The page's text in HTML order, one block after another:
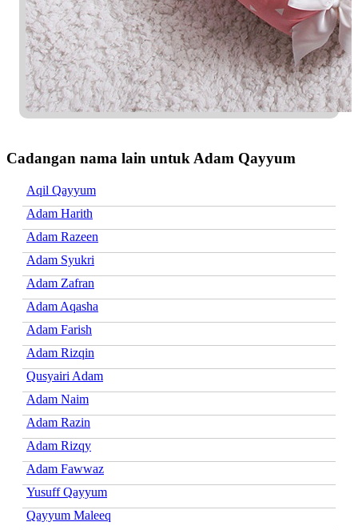
Cadangan nama lain untuk Adam Qayyum
Aqil Qayyum
Adam Harith
Adam Razeen
Adam Syukri
Adam Zafran
Adam Aqasha
Adam Farish
Adam Rizqin
Qusyairi Adam
Adam Naim
Adam Razin
Adam Rizqy
Adam Fawwaz
Yusuff Qayyum
Qayyum Maleeq